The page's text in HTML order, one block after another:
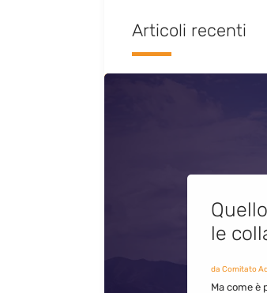
Articoli recenti
le
da Comitato
Ma come è